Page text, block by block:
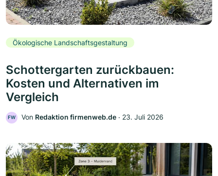
Ökologische Landschaftsgestaltung
Schottergarten zurückbauen:
Kosten und Alternativen im
Vergleich
FW Von Redaktion firmenweb.de ‧ 23. Juli 2026